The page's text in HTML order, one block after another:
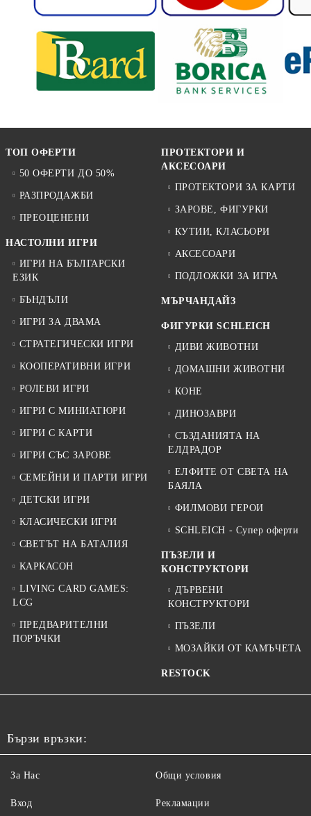
ТОП ОФЕРТИ
50 ОФЕРТИ ДО 50%
РАЗПРОДАЖБИ
ПРЕОЦЕНЕНИ
НАСТОЛНИ ИГРИ
ИГРИ НА БЪЛГАРСКИ
ЕЗИК
БЪНДЪЛИ
ИГРИ ЗА ДВАМА
СТРАТЕГИЧЕСКИ ИГРИ
КООПЕРАТИВНИ ИГРИ
РОЛЕВИ ИГРИ
ИГРИ С МИНИАТЮРИ
ИГРИ С КАРТИ
ИГРИ СЪС ЗАРОВЕ
СЕМЕЙНИ И ПАРТИ ИГРИ
ДЕТСКИ ИГРИ
КЛАСИЧЕСКИ ИГРИ
СВЕТЪТ НА БАТАЛИЯ
КАРКАСОН
LIVING CARD GAMES:
LCG
ПРЕДВАРИТЕЛНИ
ПОРЪЧКИ
ПРОТЕКТОРИ И
АКСЕСОАРИ
ПРОТЕКТОРИ ЗА КАРТИ
ЗАРОВЕ, ФИГУРКИ
КУТИИ, КЛАСЬОРИ
АКСЕСОАРИ
ПОДЛОЖКИ ЗА ИГРА
МЪРЧАНДАЙЗ
ФИГУРКИ SCHLEICH
ДИВИ ЖИВОТНИ
ДОМАШНИ ЖИВОТНИ
КОНЕ
ДИНОЗАВРИ
СЪЗДАНИЯТА НА
ЕЛДРАДОР
ЕЛФИТЕ ОТ СВЕТА НА
БАЯЛА
ФИЛМОВИ ГЕРОИ
SCHLEICH - Супер оферти
ПЪЗЕЛИ И
КОНСТРУКТОРИ
ДЪРВЕНИ
КОНСТРУКТОРИ
ПЪЗЕЛИ
МОЗАЙКИ ОТ КАМЪЧЕТА
RESTOCK
Бързи връзки:
За Нас
Вход
Общи условия
Рекламации